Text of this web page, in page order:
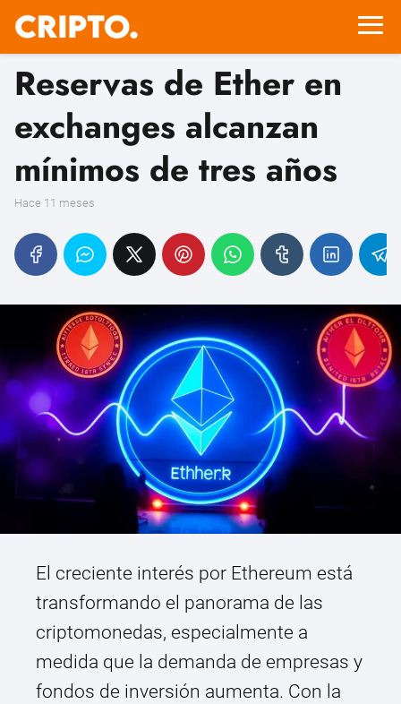
Reservas de Ether en
exchanges alcanzan
mínimos de tres años
hace 11 meses
El creciente interés por Ethereum está
transformando el panorama de las
criptomonedas, especialmente a
medida que la demanda de empresas y
fondos de inversión aumenta. Con la